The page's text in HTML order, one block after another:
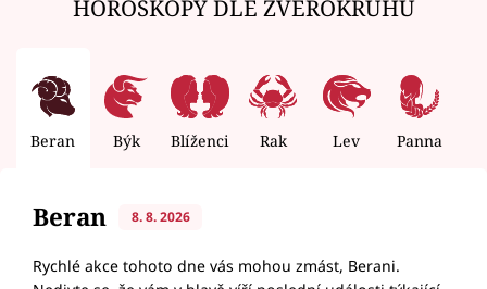
HOROSKOPY DLE ZVĚROKRUHU
Beran Býk Blíženci Rak Lev Panna
Beran 8. 8. 2026
Rychlé akce tohoto dne vás mohou zmást, Berani.